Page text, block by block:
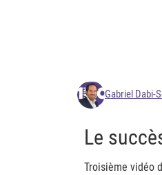
Gabriel Dabi-
Le
Troisième vidéo